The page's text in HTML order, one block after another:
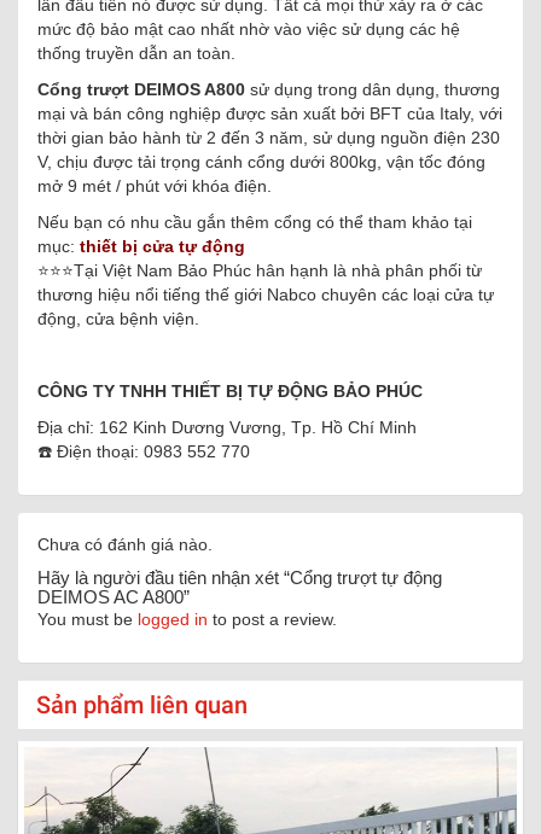
lần đầu tiên nó được sử dụng. Tất cả mọi thứ xảy ra ở các
mức độ bảo mật cao nhất nhờ vào việc sử dụng các hệ
thống truyền dẫn an toàn.
Cổng trượt DEIMOS A800 sử dụng trong dân dụng, thương
mại và bán công nghiệp được sản xuất bởi BFT của Italy, với
thời gian bảo hành từ 2 đến 3 năm, sử dụng nguồn điện 230
V, chịu được tải trọng cánh cổng dưới 800kg, vận tốc đóng
mở 9 mét / phút với khóa điện.
Nếu bạn có nhu cầu gắn thêm cổng có thể tham khảo tại
mục: thiết bị cửa tự động
⭐️⭐️⭐️Tại Việt Nam Bảo Phúc hân hạnh là nhà phân phối từ
thương hiệu nổi tiếng thế giới Nabco chuyên các loại cửa tự
động, cửa bệnh viện.
CÔNG TY TNHH THIẾT BỊ TỰ ĐỘNG BẢO PHÚC
Địa chỉ: 162 Kinh Dương Vương, Tp. Hồ Chí Minh
☎️ Điện thoại: 0983 552 770
Chưa có đánh giá nào.
Hãy là người đầu tiên nhận xét “Cổng trượt tự động
DEIMOS AC A800”
You must be logged in to post a review.
Sản phẩm liên quan